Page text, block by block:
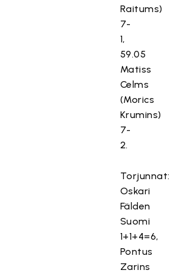
Raitums)
7-
1,
59.05
Matiss
Celms
(Morics
Krumins)
7-
2.
Torjunnat:
Oskari
Fälden
Suomi
1+1+4=6,
Pontus
Zarins